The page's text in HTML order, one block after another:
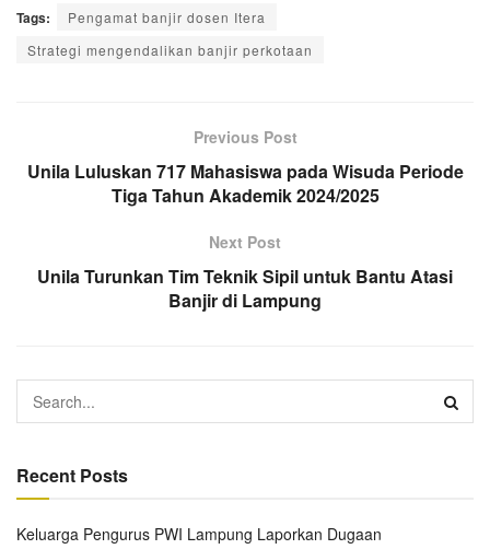
Tags:
Pengamat banjir dosen Itera
Strategi mengendalikan banjir perkotaan
Previous Post
Unila Luluskan 717 Mahasiswa pada Wisuda Periode
Tiga Tahun Akademik 2024/2025
Next Post
Unila Turunkan Tim Teknik Sipil untuk Bantu Atasi
Banjir di Lampung
Recent Posts
Keluarga Pengurus PWI Lampung Laporkan Dugaan